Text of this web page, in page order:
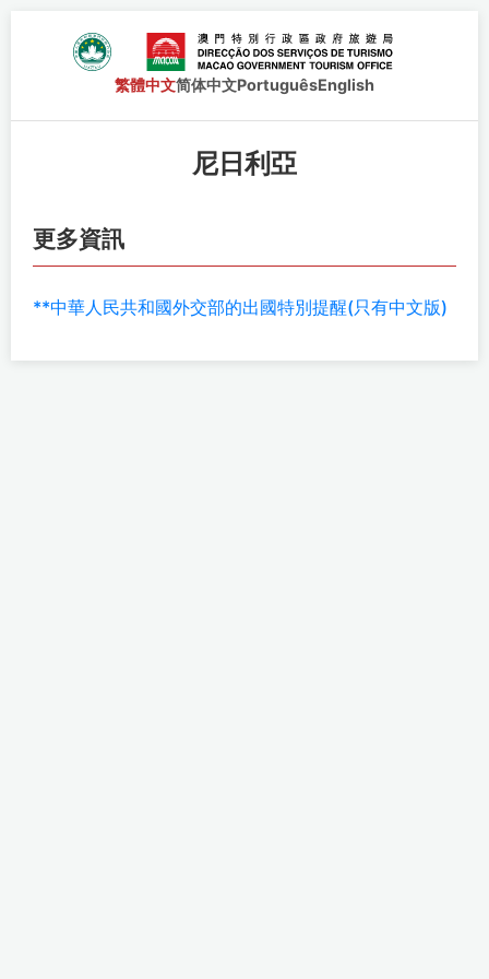
繁體中文简体中文PortuguêsEnglish
尼日利亞
更多資訊
**中華人民共和國外交部的出國特別提醒(只有中文版)